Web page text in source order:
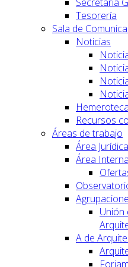
Tesorería
Sala de
Noticias
Hemeroteca
Recursos
Áreas de trabajo
Área Jurídica
Área
Unión
A de